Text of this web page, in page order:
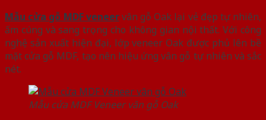
Mẫu cửa gỗ MDF veneervân gỗ Oak lại vẻ đẹp tự nhiên,
ấm cúng và sang trọng cho không gian nội thất. Với công
nghệ sản xuất hiện đại, lớp veneer Oak được phủ lên bề
mặt cửa gỗ MDF, tạo nên hiệu ứng vân gỗ tự nhiên và sắc
nét.
Mẫu cửa MDF Veneer vân gỗ Oak